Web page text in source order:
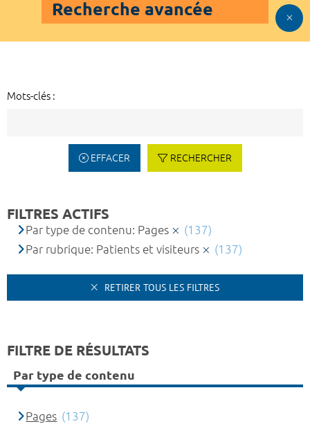
Recherche avancée
Mots-clés :
EFFACER RECHERCHER
FILTRES ACTIFS
Par type de contenu: Pages
(137)
Par rubrique: Patients et visiteurs
(137)
RETIRER TOUS LES FILTRES
FILTRE DE RÉSULTATS
Par type de contenu
Pages (137)